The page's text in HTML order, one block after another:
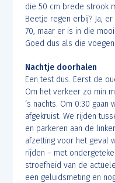
die 50 cm brede strook
Beetje regen erbij? Ja,
70, maar er is in die
Goed dus als die
Nachtje doorhalen
Een test dus. Eerst de
Om het verkeer zo min
‘s nachts. Om 0:30
afgekruist. We rijden
en parkeren aan de
afzetting voor het geval
rijden – met
stroefheid van de
een geluidsmeting en